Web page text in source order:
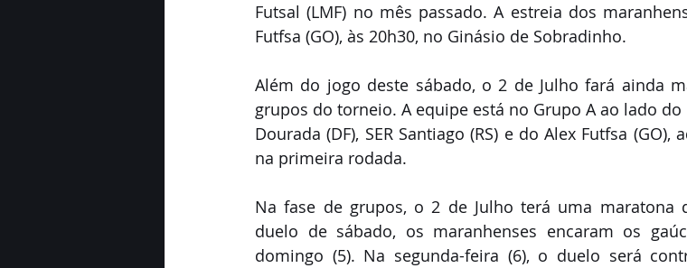
Futsal (LMF) no mês passado. A estreia dos
Futfsa (GO), às 20h30, no Ginásio de Sobradinho.
Além do jogo deste sábado, o 2 de Julho fará ainda
grupos do torneio. A equipe está no Grupo A ao lado do
Dourada (DF), SER Santiago (RS) e do Alex Futfsa
na primeira rodada.
Na fase de grupos, o 2 de Julho terá uma maratona
duelo de sábado, os maranhenses encaram os
domingo (5). Na segunda-feira (6), o duelo será